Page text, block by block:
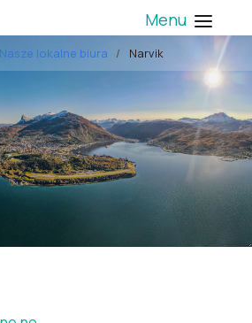
Menu
Nasze lokalne biura Narvik